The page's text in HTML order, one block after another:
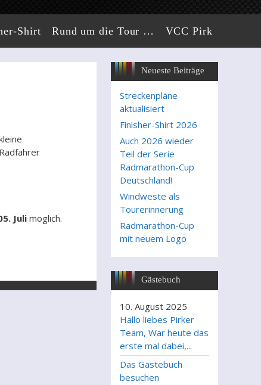
Shirt Rund um die Tour … VCC Pirk
Juli möglich.
Neueste Beiträge
Streckenpläne
aktualisiert
Finisher-Shirt 2026
Auch 2026 wieder
Teil der Serie
Radmarathon-Cup
Deutschland!
Windweste als
Tourerinnerung
Radmarathon-Cup
mit neuem Logo
Gästebuch
10. August 2025
Hallo liebes Pirker
Team, War heute das
erste mal dabei,...
Das Gästebuch
besuchen